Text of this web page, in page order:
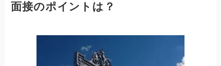
面接のポイントは？